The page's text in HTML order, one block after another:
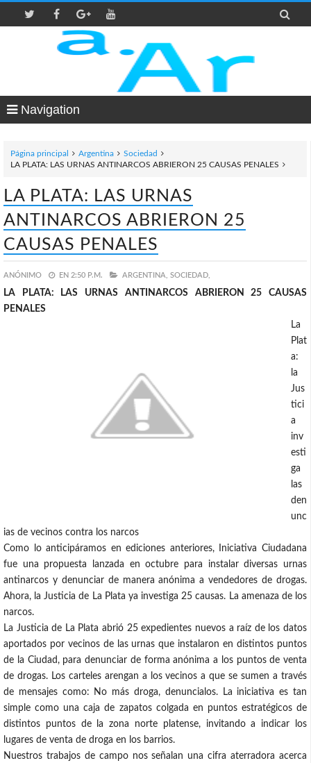

Navigation
Página principal Argentina
Sociedad
LA PLATA: LAS URNAS ANTINARCOS ABRIERON 25 CAUSAS PENALES
LA PLATA: LAS URNAS
ANTINARCOS ABRIERON 25
CAUSAS PENALES
ANÓNIMO EN 2:50 P.M. ARGENTINA, SOCIEDAD,
LA PLATA: LAS URNAS ANTINARCOS ABRIERON 25 CAUSAS
PENALES
La
Plat
a:
la
Jus
tici
a
inv
esti
ga
las
den
unc
ias de vecinos contra los narcos
Como lo anticipáramos en ediciones anteriores, Iniciativa Ciudadana
fue una propuesta lanzada en octubre para instalar diversas urnas
antinarcos y denunciar de manera anónima a vendedores de drogas.
Ahora, la Justicia de La Plata ya investiga 25 causas. La amenaza de los
narcos.
La Justicia de La Plata abrió 25 expedientes nuevos a raíz de los datos
aportados por vecinos de las urnas que instalaron en distintos puntos
de la Ciudad, para denunciar de forma anónima a los puntos de venta
de drogas. Los carteles arengan a los vecinos a que se sumen a través
de mensajes como: No más droga, denuncialos. La iniciativa es tan
simple como una caja de zapatos colgada en puntos estratégicos de
distintos puntos de la zona norte platense, invitando a indicar los
lugares de venta de droga en los barrios.
Nuestros trabajos de campo nos señalan una cifra aterradora acerca